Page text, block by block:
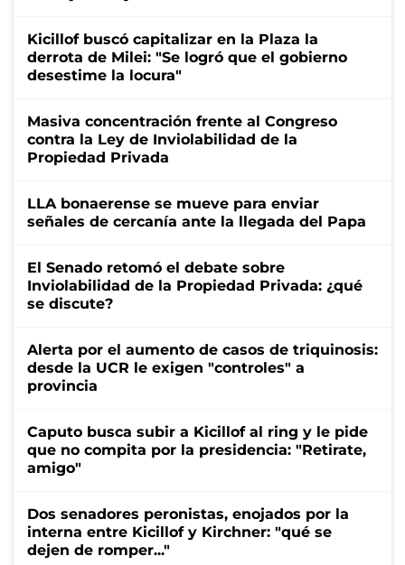
Kicillof buscó capitalizar en la Plaza la
derrota de Milei: "Se logró que el gobierno
desestime la locura"
Masiva concentración frente al Congreso
contra la Ley de Inviolabilidad de la
Propiedad Privada
LLA bonaerense se mueve para enviar
señales de cercanía ante la llegada del Papa
El Senado retomó el debate sobre
Inviolabilidad de la Propiedad Privada: ¿qué
se discute?
Alerta por el aumento de casos de triquinosis:
desde la UCR le exigen "controles" a
provincia
Caputo busca subir a Kicillof al ring y le pide
que no compita por la presidencia: "Retirate,
amigo"
Dos senadores peronistas, enojados por la
interna entre Kicillof y Kirchner: "qué se
dejen de romper..."